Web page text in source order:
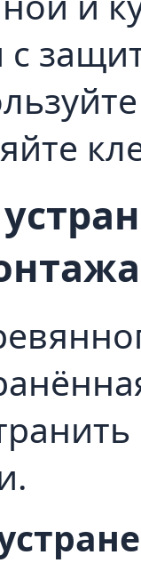
с